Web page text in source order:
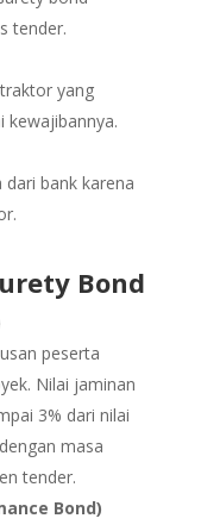
tender.
yang
kewajibannya.
bank karena
Bond
peserta
Nilai jaminan
3% dari nilai
masa
tender.
Bond)